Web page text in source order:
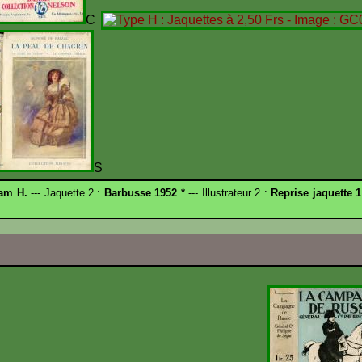
C
S
H. --- Jaquette 2 : Barbusse 1952 *--- Illustrateur 2 : Reprise jaquette 1